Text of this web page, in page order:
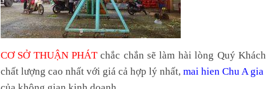
CƠ SỞ THUẬN PHÁTchắc chắn sẽ làm hài lòng Quý
chất lượng cao nhất với giá cả hợp lý nhất, mai hien Chu A gia